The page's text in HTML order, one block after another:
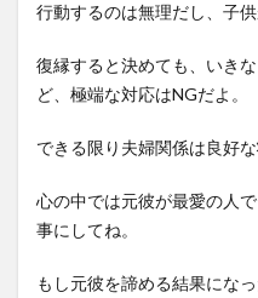
行動するのは無理だし、子
復縁すると決めても、いき
ど、極端な対応はNGだよ。
できる限り夫婦関係は良好
心の中では元彼が最愛の人
事にしてね。
もし元彼を諦める結果にな